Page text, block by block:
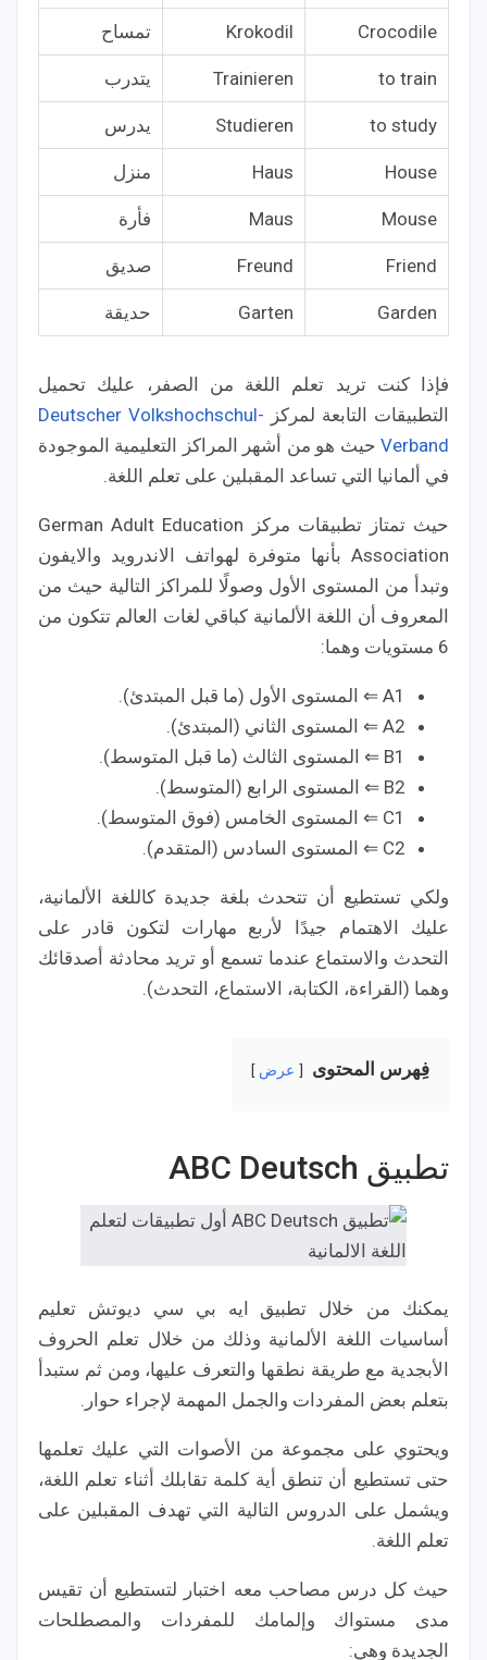
Crocodile
Krokodil تمساح
to train
Trainieren يتدرب
to study
Studieren يدرس
House
Haus منزل
Mouse
Maus فأرة
Friend
Freund صديق
Garden
Garten حديقة
فإذا كنت تريد تعلم اللغة من الصفر، عليك تحميل
التطبيقات التابعة لمركز Deutscher Volkshochschul-
Verband حيث هو من أشهر المراكز التعليمية الموجودة
في ألمانيا التي تساعد المقبلين على تعلم اللغة.
حيث تمتاز تطبيقات مركز German Adult Education
Association بأنها متوفرة لهواتف الاندرويد والايفون
وتبدأ من المستوى الأول وصولًا للمراكز التالية حيث من
المعروف أن اللغة الألمانية كباقي لغات العالم تتكون من
6 مستويات وهما:
A1 ⇐ المستوى الأول (ما قبل المبتدئ).
A2 ⇐ المستوى الثاني (المبتدئ).
B1 ⇐ المستوى الثالث (ما قبل المتوسط).
B2 ⇐ المستوى الرابع (المتوسط).
C1 ⇐ المستوى الخامس (فوق المتوسط).
C2 ⇐ المستوى السادس (المتقدم).
ولكي تستطيع أن تتحدث بلغة جديدة كاللغة الألمانية،
عليك الاهتمام جيدًا لأربع مهارات لتكون قادر على
التحدث والاستماع عندما تسمع أو تريد محادثة أصدقائك
وهما (القراءة، الكتابة، الاستماع، التحدث).
فِهرس المحتوى عرض
تطبيق ABC Deutsch‏
يمكنك من خلال تطبيق ايه بي سي ديوتش تعليم
أساسيات اللغة الألمانية وذلك من خلال تعلم الحروف
الأبجدية مع طريقة نطقها والتعرف عليها، ومن ثم ستبدأ
بتعلم بعض المفردات والجمل المهمة لإجراء حوار.
ويحتوي على مجموعة من الأصوات التي عليك تعلمها
حتى تستطيع أن تنطق أية كلمة تقابلك أثناء تعلم اللغة،
ويشمل على الدروس التالية التي تهدف المقبلين على
تعلم اللغة.
حيث كل درس مصاحب معه اختبار لتستطيع أن تقيس
مدى مستواك وإلمامك للمفردات والمصطلحات
الجديدة وهي: